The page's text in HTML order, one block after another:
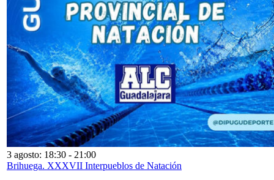
3 agosto: 18:30 - 21:00
Brihuega. XXXVII Interpueblos de Natación